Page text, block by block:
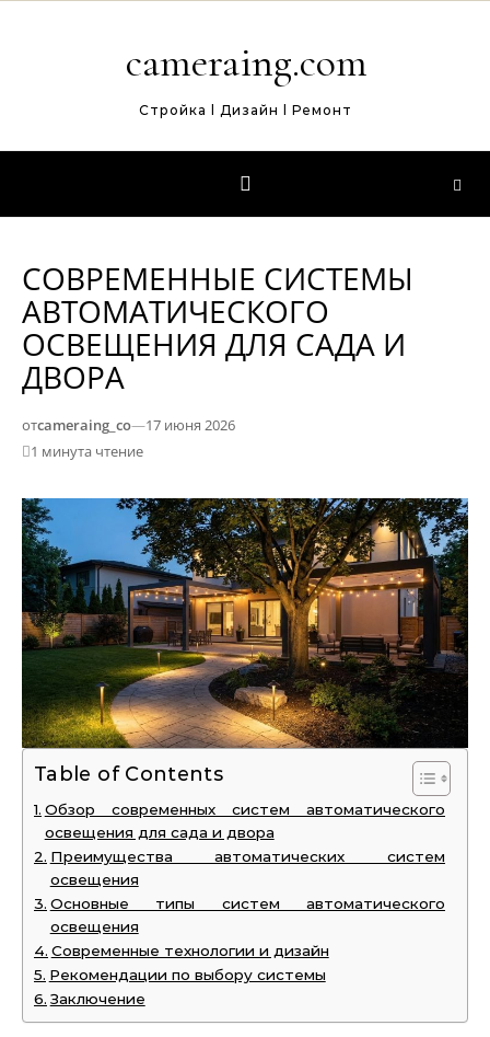
cameraing.com
Стройка l Дизайн l Ремонт
СОВРЕМЕННЫЕ СИСТЕМЫ
АВТОМАТИЧЕСКОГО
ОСВЕЩЕНИЯ ДЛЯ САДА И
ДВОРА
отcameraing_co—17 июня 2026
1 минута чтение
Table of Contents
Обзор современных систем автоматического
освещения для сада и двора
Преимущества автоматических систем
освещения
Основные типы систем автоматического
освещения
Современные технологии и дизайн
Рекомендации по выбору системы
Заключение